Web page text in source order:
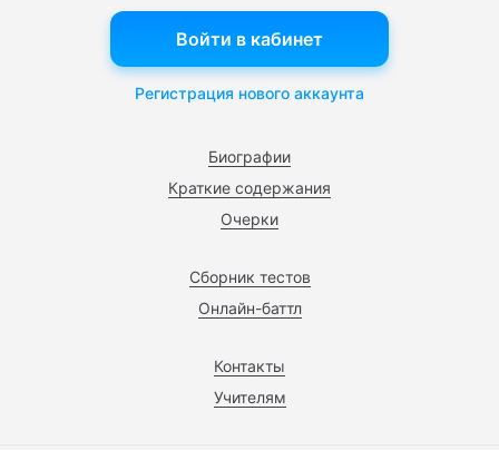
Биографии
Краткие содержания
Очерки
Сборник тестов
Онлайн-баттл
Контакты
Учителям
Войти в кабинет
Регистрация нового аккаунта